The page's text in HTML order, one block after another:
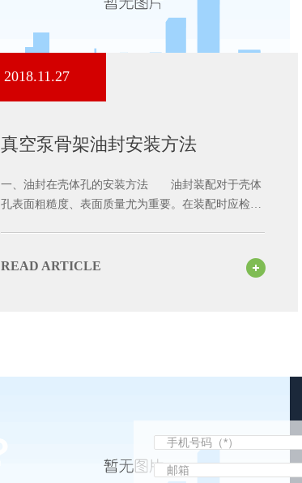
2018.11.27
真空泵骨架油封安装方法
一、油封在壳体孔的安装方法 油封装配对于壳体
孔表面粗糙度、表面质量尤为重要。在装配时应检查
二、油封在轴上的安装油封的内径通常小于轴径，形
READ ARTICLE